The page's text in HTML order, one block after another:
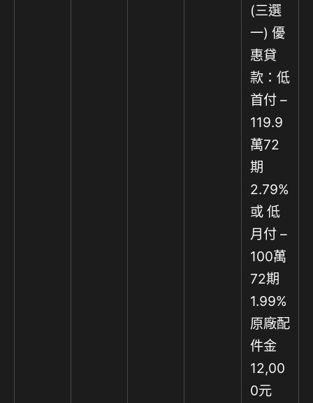
(三選
一) 優
惠貸
款：低
首付 –
119.9
萬72
期
2.79%
或 低
月付 –
100萬
72期
1.99%
原廠配
件金
12,00
0元